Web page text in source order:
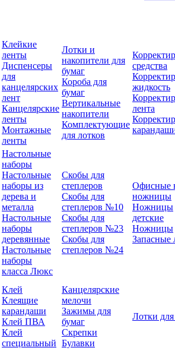
Клейкие
ленты
Диспенсеры
для
канцелярских
лент
Канцелярские
ленты
Монтажные
ленты
Лотки и
накопители для
бумаг
Короба для
бумаг
Вертикальные
накопители
Комплектующие
для лотков
средства
жидкость
лента
Настольные
наборы
Настольные
наборы из
дерева и
металла
Настольные
наборы
деревянные
Настольные
наборы
класса Люкс
Скобы для
степлеров
Скобы для
степлеров №10
Скобы для
степлеров №23
Скобы для
степлеров №24
Офисные
ножницы
Ножницы
детские
Ножницы
Запасные
Клей
Клеящие
карандаши
Клей ПВА
Клей
специальный
Канцелярские
мелочи
Зажимы для
бумаг
Скрепки
Булавки
Лотки